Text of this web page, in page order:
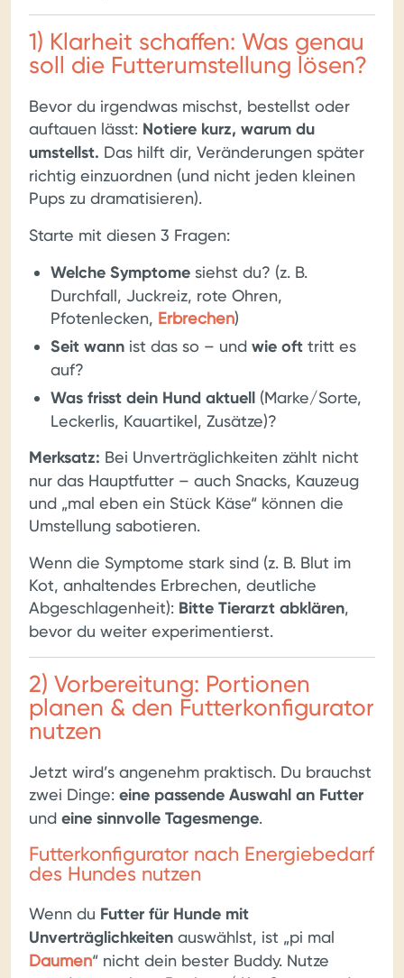
1) Klarheit schaffen: Was genau
soll die Futterumstellung lösen?
Bevor du irgendwas mischst, bestellst oder
auftauen lässt: Notiere kurz, warum du
umstellst. Das hilft dir, Veränderungen später
richtig einzuordnen (und nicht jeden kleinen
Pups zu dramatisieren).
Starte mit diesen 3 Fragen:
Welche Symptome siehst du? (z. B.
Durchfall, Juckreiz, rote Ohren,
Pfotenlecken, Erbrechen)
Seit wann ist das so – und wie oft tritt es
auf?
Was frisst dein Hund aktuell (Marke/Sorte,
Leckerlis, Kauartikel, Zusätze)?
Merksatz: Bei Unverträglichkeiten zählt nicht
nur das Hauptfutter – auch Snacks, Kauzeug
und „mal eben ein Stück Käse“ können die
Umstellung sabotieren.
Wenn die Symptome stark sind (z. B. Blut im
Kot, anhaltendes Erbrechen, deutliche
Abgeschlagenheit): Bitte Tierarzt abklären,
bevor du weiter experimentierst.
2) Vorbereitung: Portionen
planen & den Futterkonfigurator
nutzen
Jetzt wird’s angenehm praktisch. Du brauchst
zwei Dinge: eine passende Auswahl an Futter
und eine sinnvolle Tagesmenge.
Futterkonfigurator nach Energiebedarf
des Hundes nutzen
Wenn du Futter für Hunde mit
Unverträglichkeiten auswählst, ist „pi mal
Daumen“ nicht dein bester Buddy. Nutze